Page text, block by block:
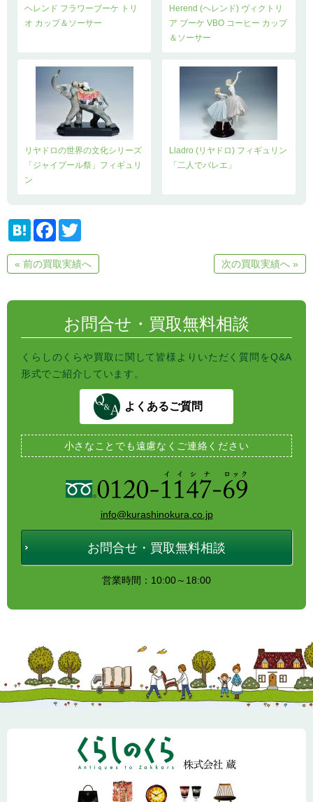
ヘレンド フラワーブーケ トリ
オ カップ＆ソーサー
Herend (ヘレンド) ヴィクトリ
ア ブーケ VBO コーヒー カップ
＆ソーサー
リヤドロの世界の文化シリーズ
「ジャイプール祭」フィギュリ
ン
Lladro (リヤドロ) フィギュリン
「二人でバレエ」
H
e
n
F
e
b
k
t
t
« 前の買取実績へ 次の買取実績へ »
お問合せ・買取無料相談
くらしのくらや買取に関して皆様よりいただく質問をQ&A
形式でご紹介しています。
よくあるご質問
小さなことでも遠慮なくご連絡ください
info@kurashinokura.co.jp
お問合せ・買取無料相談
営業時間：10:00～18:00